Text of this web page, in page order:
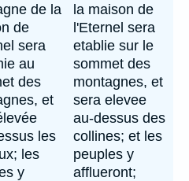
de la
de
sera
au
des
et
les
les
y
la maison de
l'Eternel sera
etablie sur le
sommet des
montagnes, et
sera elevee
au-dessus des
collines; et les
peuples y
afflueront;